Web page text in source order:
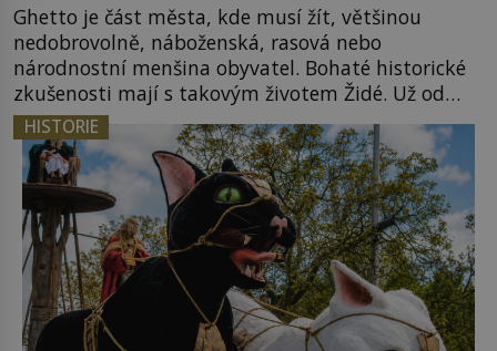
Ghetto je část města, kde musí žít, většinou
nedobrovolně, náboženská, rasová nebo
národnostní menšina obyvatel. Bohaté historické
zkušenosti mají s takovým životem Židé. Už od
středověku jsou totiž v každou chvíli nuceni v
nějakém žít. Mezi ty nejslavnější patří i římské
ghetto založené v roce 1555. Pokud jde o vztah
k Židům, nemá se Řím čím chlubit. […]
HISTORIE